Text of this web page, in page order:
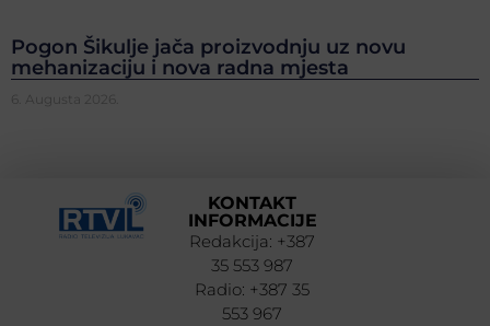
Pogon Šikulje jača proizvodnju uz novu
mehanizaciju i nova radna mjesta
6. Augusta 2026.
KONTAKT
INFORMACIJE
Redakcija: +387
35 553 987
Radio: +387 35
553 967